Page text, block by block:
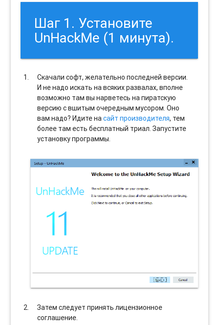
Шаг 1. Установите
UnHackMe (1 минута).
Скачали софт, желательно последней версии.
И не надо искать на всяких развалах, вполне
возможно там вы нарветесь на пиратскую
версию с вшитым очередным мусором. Оно
вам надо? Идите насайт производителя, тем
более там есть бесплатный триал. Запустите
установку программы.
Затем следует принять лицензионное
соглашение.